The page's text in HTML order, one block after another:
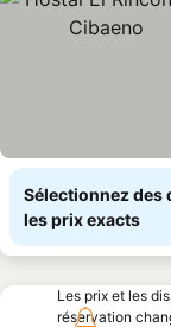
Sélectionnez des
les prix exacts
Les prix et les
réservation